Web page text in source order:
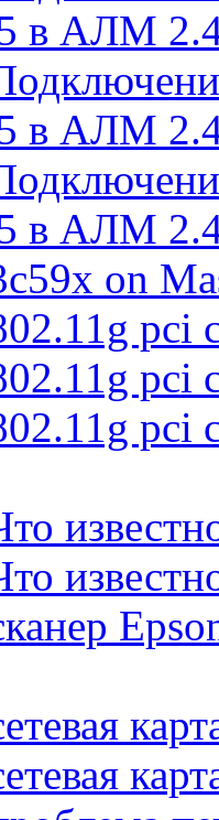
в АЛМ
в АЛМ
в АЛМ
on
pci
pci
pci